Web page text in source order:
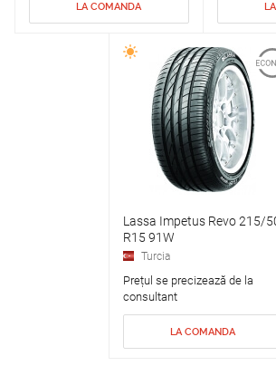
LA COMANDA
Lassa Impetus Revo 215/
R15 91W
Turcia
Prețul se precizează de la
consultant
LA COMANDA